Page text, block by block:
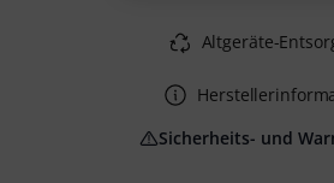
Altgeräte-
Sicherheits- und